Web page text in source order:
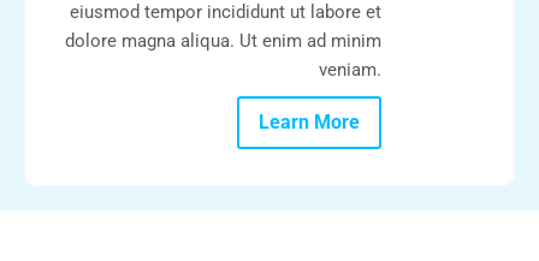
eiusmod tempor incididunt ut labore et
dolore magna aliqua. Ut enim ad minim
veniam.
Learn More